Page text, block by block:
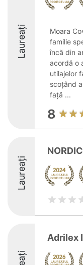
Laureați
Moara
familie
încă din
acordă o
utilajelor
scoțând
față ...
8
Laureați
Adrilex